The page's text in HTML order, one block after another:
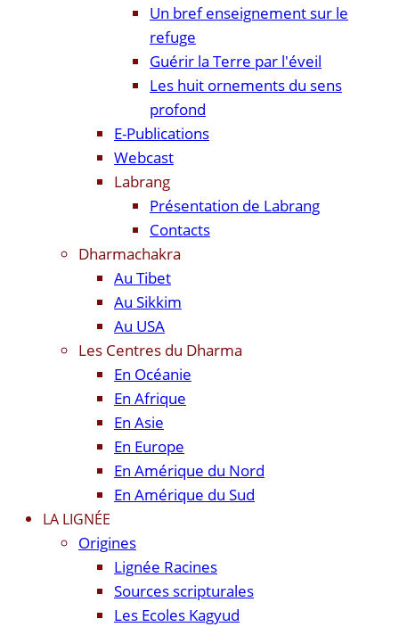
Un bref enseignement sur le
refuge
Guérir la Terre par l'éveil
Les huit ornements du sens
profond
E-Publications
Webcast
Labrang
Présentation de Labrang
Contacts
Dharmachakra
Au Tibet
Au Sikkim
Au USA
Les Centres du Dharma
En Océanie
En Afrique
En Asie
En Europe
En Amérique du Nord
En Amérique du Sud
LA LIGNÉE
Origines
Lignée Racines
Sources scripturales
Les Ecoles Kagyud